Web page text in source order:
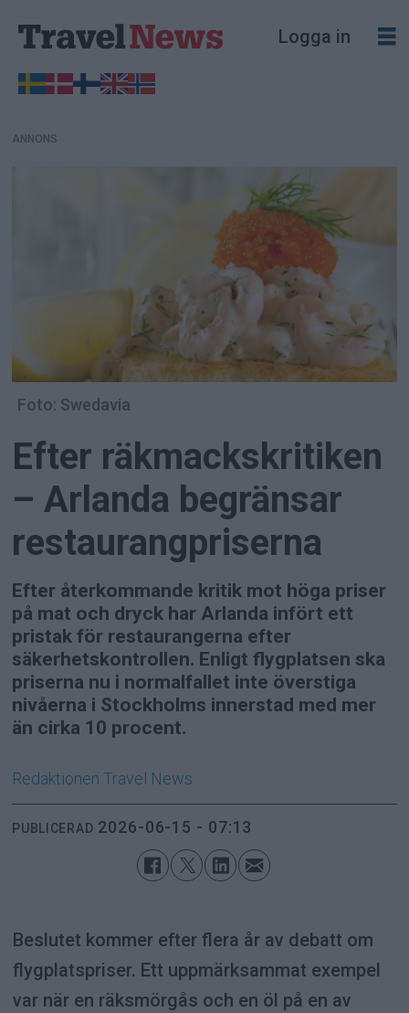
Logga in
ANNONS
Foto: Swedavia
Efter räkmackskritiken
– Arlanda begränsar
restaurangpriserna
Efter återkommande kritik mot höga priser
på mat och dryck har Arlanda infört ett
pristak för restaurangerna efter
säkerhetskontrollen. Enligt flygplatsen ska
priserna nu i normalfallet inte överstiga
nivåerna i Stockholms innerstad med mer
än cirka 10 procent.
Redaktionen Travel News
PUBLICERAD 2026-06-15 - 07:13
Beslutet kommer efter flera år av debatt om
flygplatspriser. Ett uppmärksammat exempel
var när en räksmörgås och en öl på en av